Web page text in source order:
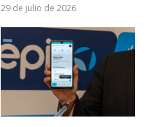
29 de julio de 2026